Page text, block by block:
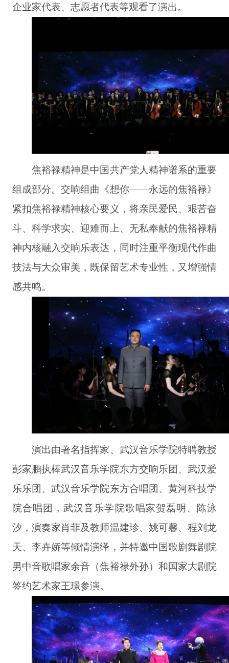
企业家代表、志愿者代表等观看了演出。
焦裕禄精神是中国共产党人精神谱系的重要
组成部分。交响组曲《想你——永远的焦裕禄》
紧扣焦裕禄精神核心要义，将亲民爱民、艰苦奋
斗、科学求实、迎难而上、无私奉献的焦裕禄精
神内核融入交响乐表达，同时注重平衡现代作曲
技法与大众审美，既保留艺术专业性，又增强情
感共鸣。
演出由著名指挥家、武汉音乐学院特聘教授
彭家鹏执棒武汉音乐学院东方交响乐团、武汉爱
乐乐团、武汉音乐学院东方合唱团、黄河科技学
院合唱团，武汉音乐学院歌唱家贺磊明、陈泳
汐，演奏家肖菲及教师温建珍、姚可馨、程刘龙
天、李卉娇等倾情演绎，并特邀中国歌剧舞剧院
男中音歌唱家余音（焦裕禄外孙）和国家大剧院
签约艺术家王璟参演。